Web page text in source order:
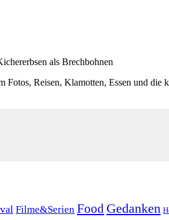
als Brechbohnen
Reisen, Klamotten, Essen und
Filme&Serien Food Gedanken